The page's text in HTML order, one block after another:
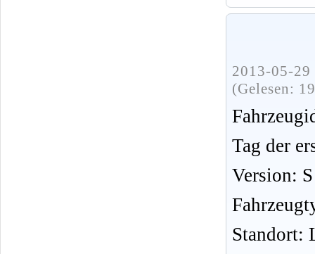
2013-05-
(Gelesen:
Tag der
Version:
Standort: